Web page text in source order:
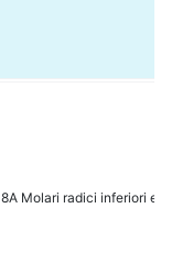
8A Molari radici inferiori e